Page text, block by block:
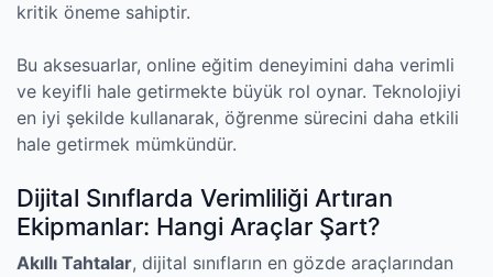
kritik öneme sahiptir.
Bu aksesuarlar, online eğitim deneyimini daha verimli
ve keyifli hale getirmekte büyük rol oynar. Teknolojiyi
en iyi şekilde kullanarak, öğrenme sürecini daha etkili
hale getirmek mümkündür.
Dijital Sınıflarda Verimliliği Artıran
Ekipmanlar: Hangi Araçlar Şart?
Akıllı Tahtalar, dijital sınıfların en gözde araçlarından